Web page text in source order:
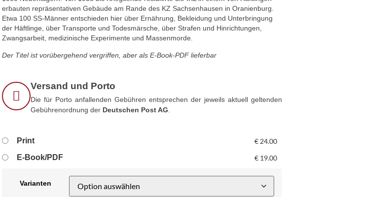
erbauten repräsentativen Gebäude am Rande des KZ Sachsenhausen in Oranienburg.
Etwa 100 SS-Männer entschieden hier über Ernährung, Bekleidung und Unterbringung
der Häftlinge, über Transporte und Todesmärsche, über Strafen und Hinrichtungen,
Zwangsarbeit, medizinische Experimente und Massenmorde.
Der Titel ist vorübergehend vergriffen, aber als E-Book-PDF lieferbar
Versand und Porto
Die für Porto anfallenden Gebühren entsprechen der jeweils aktuell geltenden
Gebührenordnung der Deutschen Post AG.
Print €24.00
E-Book/PDF
€19.00
Varianten